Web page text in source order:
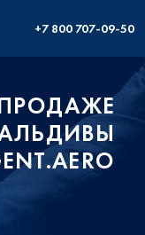
+7 800 707-09-50